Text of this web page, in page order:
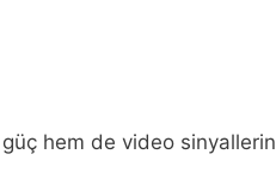
hem de video